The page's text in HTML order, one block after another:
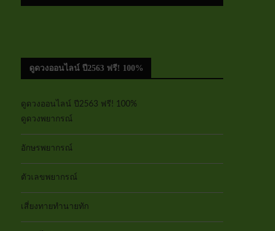
ดูดวงออนไลน์ ปี2563 ฟรี! 100%
ดูดวงออนไลน์ ปี2563 ฟรี! 100%
ดูดวงพยากรณ์
อักษรพยากรณ์
ตัวเลขพยากรณ์
เสี่ยงทายทำนายทัก